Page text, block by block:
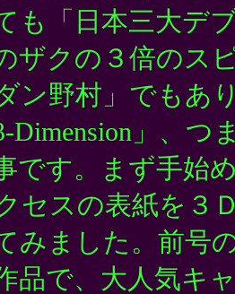
も「日本三大デ
ザクの３倍のス
ン野村」でもあ
Dimension」、つ
です。まず手始
セスの表紙を３
みました。前号
品で、大人気キ